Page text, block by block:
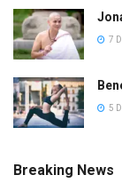
7
5
Breaking News